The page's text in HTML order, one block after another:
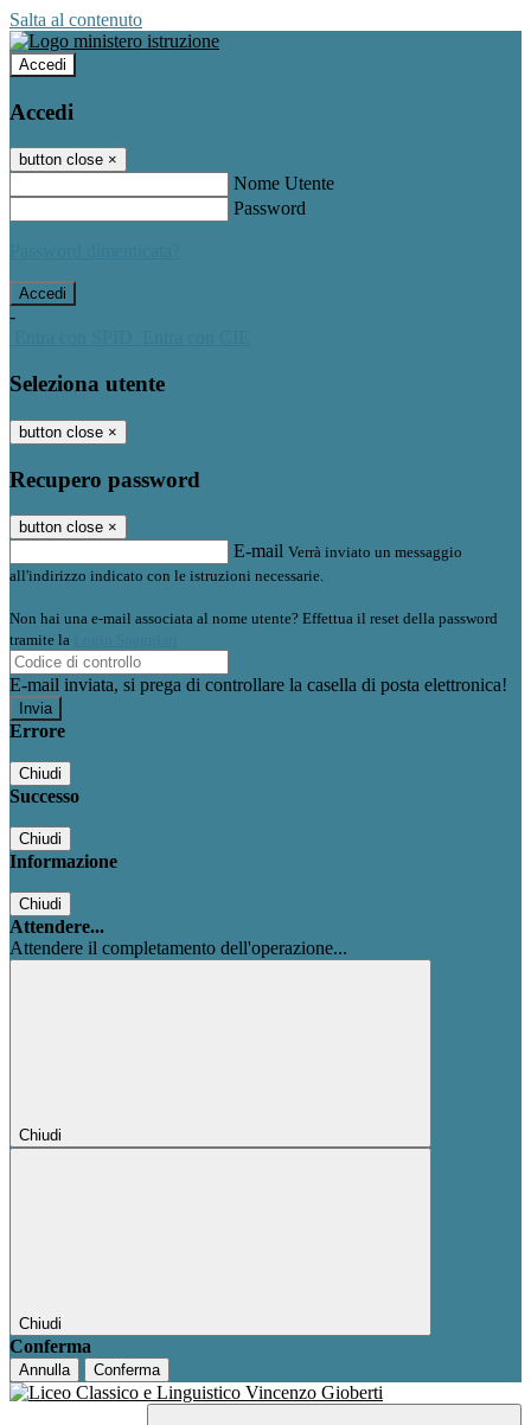
Salta al contenuto
Accedi
Accedi
button close ×
Nome Utente
Password
-
Seleziona utente
button close ×
Recupero password
button close ×
E-mail Verrà inviato un messaggio
all'indirizzo indicato con le istruzioni necessarie.
Non hai una e-mail associata al nome utente? Effettua il reset della password
tramite la
E-mail inviata, si prega di controllare la casella di posta elettronica!
Errore
Chiudi
Successo
Chiudi
Informazione
Chiudi
Attendere...
Attendere il completamento dell'operazione...
Chiudi
Chiudi
Conferma
Annulla Conferma